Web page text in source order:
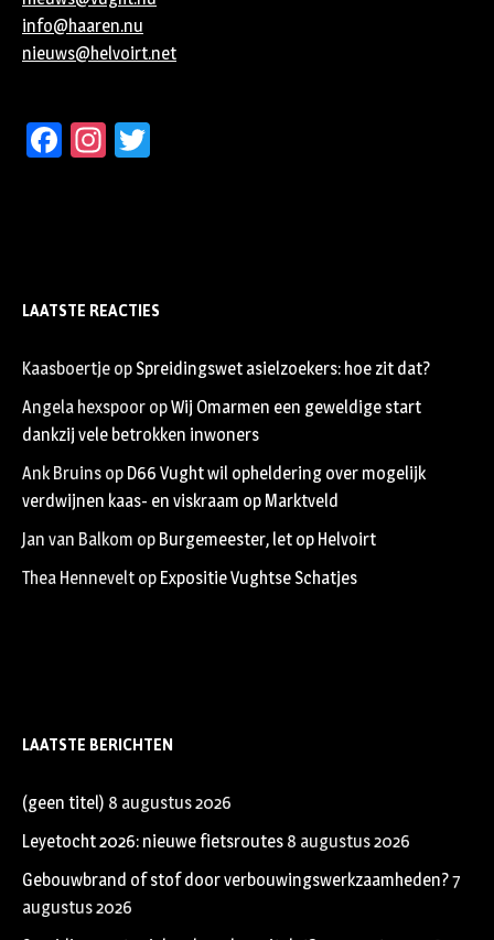
info@haaren.nu
nieuws@helvoirt.net
Facebook
Instagram
LAATSTE REACTIES
Kaasboertje op Spreidingswet asielzoekers: hoe zit dat?
Angela hexspoor opWij Omarmen een geweldige start
dankzij vele betrokken inwoners
Ank Bruins op D66 Vught wil opheldering over mogelijk
verdwijnen kaas- en viskraam op Marktveld
Jan van Balkom op Burgemeester, let op Helvoirt
Thea Hennevelt op Expositie Vughtse Schatjes
LAATSTE BERICHTEN
(geen titel) 8 augustus 2026
Leyetocht 2026: nieuwe fietsroutes 8 augustus 2026
Gebouwbrand of stof door verbouwingswerkzaamheden?7
augustus 2026